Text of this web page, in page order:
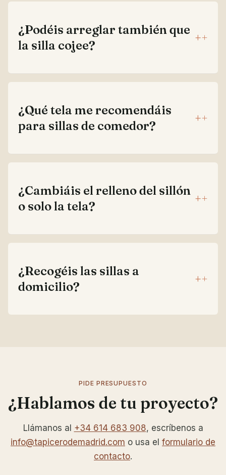
¿Podéis arreglar también que
la silla cojee?
+
¿Qué tela me recomendáis
para sillas de comedor?
+
¿Cambiáis el relleno del sillón
o solo la tela?
+
¿Recogéis las sillas a
domicilio?
+
PIDE PRESUPUESTO
¿Hablamos de tu proyecto?
Llámanos al +34 614 683 908, escríbenos a
info@tapicerodemadrid.com o usa el formulario de
contacto.